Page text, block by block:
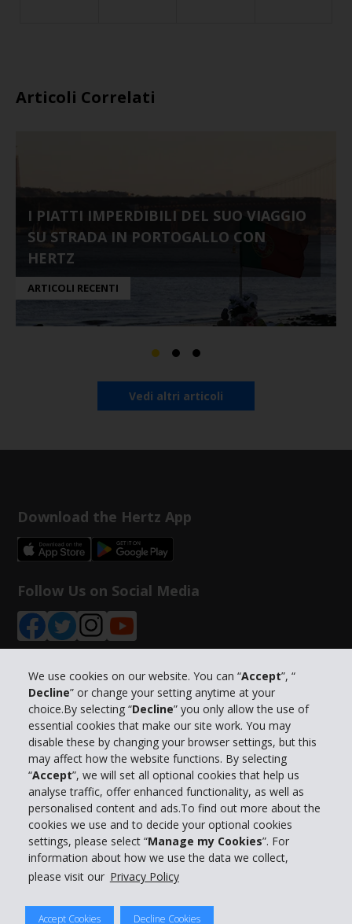
We use cookies on our website. You can “Accept”, “
Decline” or change your setting anytime at your
choice.By selecting “Decline” you only allow the use of
essential cookies that make our site work. You may
disable these by changing your browser settings, but this
may affect how the website functions. By selecting
“Accept”, we will set all optional cookies that help us
analyse traffic, offer enhanced functionality, as well as
personalised content and ads.To find out more about the
cookies we use and to decide your optional cookies
settings, please select “Manage my Cookies”. For
information about how we use the data we collect,
please visit our Privacy Policy
Accept Cookies Decline Cookies
Articoli Correlati
I PIATTI IMPERDIBILI DEL SUO VIAGGIO
SU STRADA IN PORTOGALLO CON
HERTZ
ARTICOLI RECENTI
Vedi altri articoli
Download the Hertz App
Follow Us on Social Media
Info su Hertz
Business
Customer Service
Prenota con Hertz
© 2026 The Hertz System, Inc.